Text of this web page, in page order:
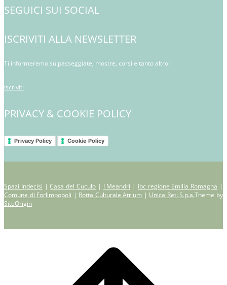
SEGUICI SUI SOCIAL
ISCRIVITI ALLA NEWSLETTER
Ti informeremo su passeggiate, mostre, corsi e tanto altro!
Iscriviti
PRIVACY & COOKIE POLICY
Privacy Policy Cookie Policy
Spazi Indecisi |Casa del Cuculo| I Meandri | Ibc regione Emilia Romagna |
Comune di Forlimpopoli | Rotta Culturale Atrium | Unica Reti S.p.a.Theme by
SiteOrigin